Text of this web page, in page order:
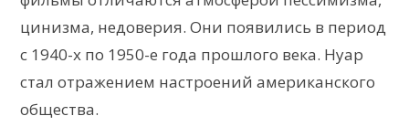
цинизма, недоверия. Они появились в период
с 1940-х по 1950-е года прошлого века. Нуар
стал отражением настроений американского
общества.